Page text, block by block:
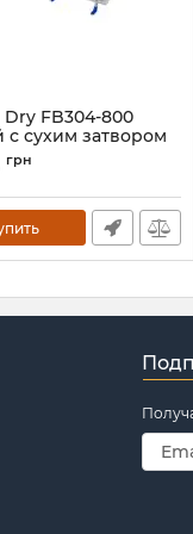
FB304-800
сухим затвором
грн